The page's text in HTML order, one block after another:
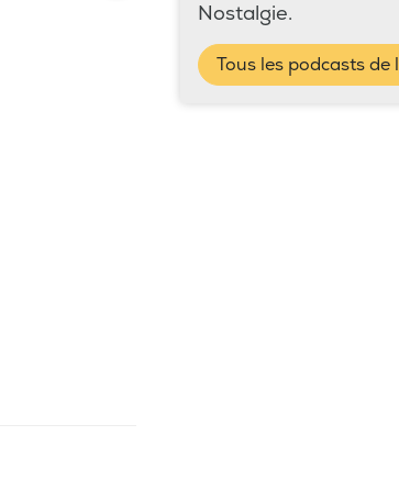
Nostalgie.
Tous les podcasts de